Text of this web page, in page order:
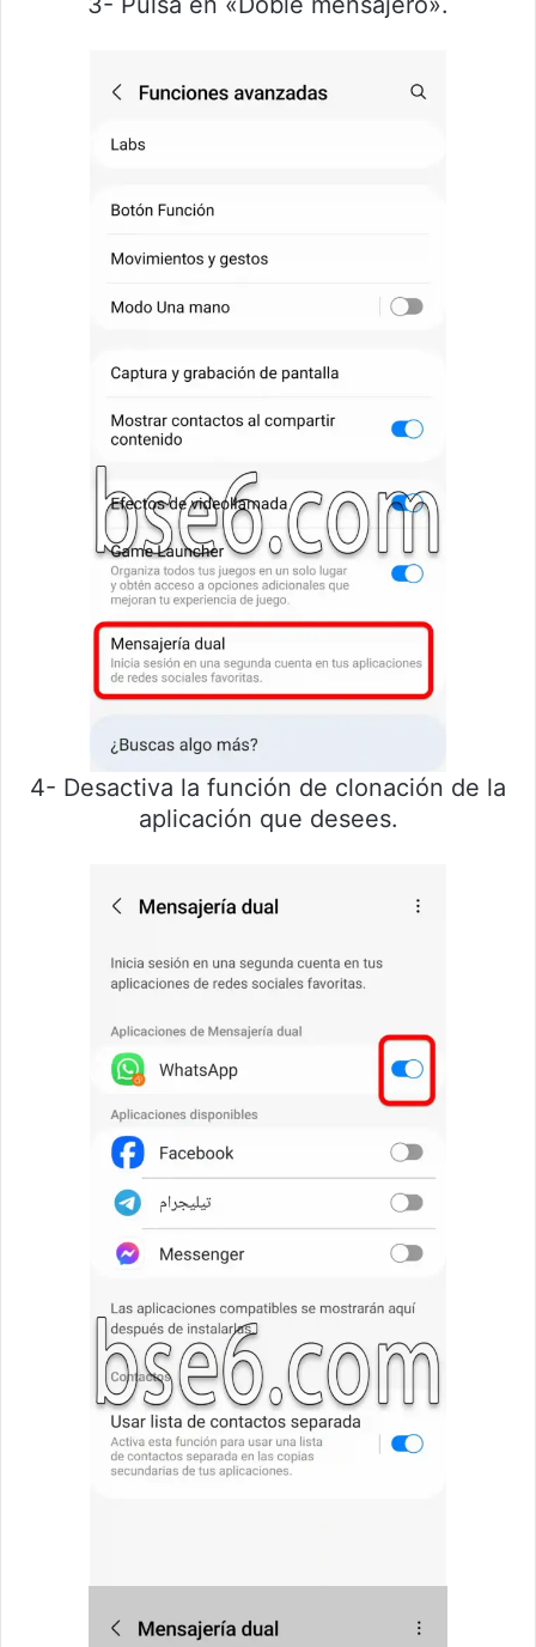
4- Desactiva la función de clonación de la
aplicación que desees.